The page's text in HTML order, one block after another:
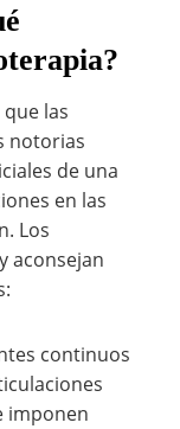
las
notorias
de una
en las
Los
aconsejan
continuos
imponen